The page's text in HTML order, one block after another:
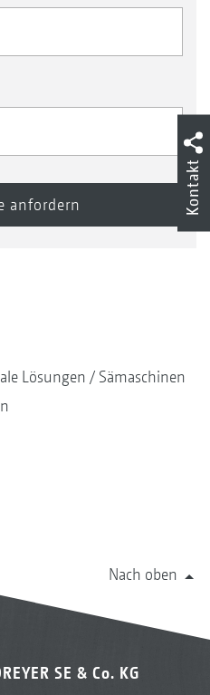
Lösungen
Sämaschinen
Nach oben
SE & Co. KG
Kontakt